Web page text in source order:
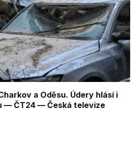
a Oděsu. Údery hlásí i
— ČT24 — Česká televize